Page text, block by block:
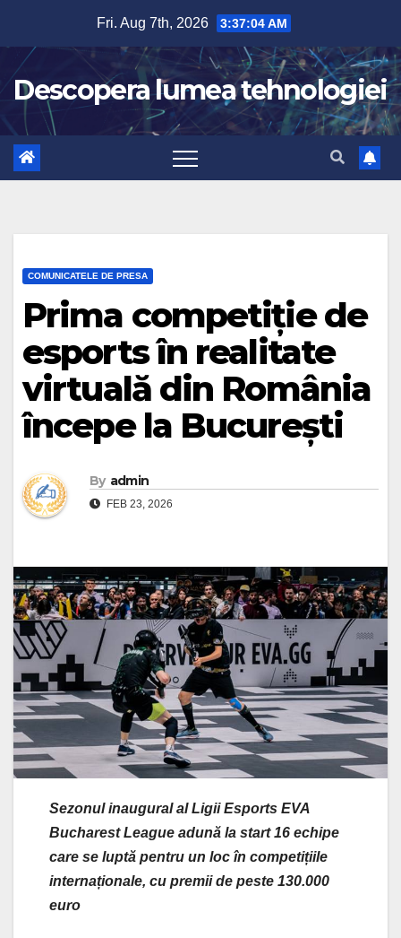
content
Fri. Aug 7th, 2026 3:37:04 AM
Descopera lumea tehnologiei
COMUNICATELE DE PRESA
Prima competiție de
esports în realitate
virtuală din România
începe la București
By admin
FEB 23, 2026
Sezonul inaugural al Ligii Esports EVA
Bucharest League adună la start 16 echipe
care se luptă pentru un loc în competițiile
internaționale, cu premii de peste 130.000
euro